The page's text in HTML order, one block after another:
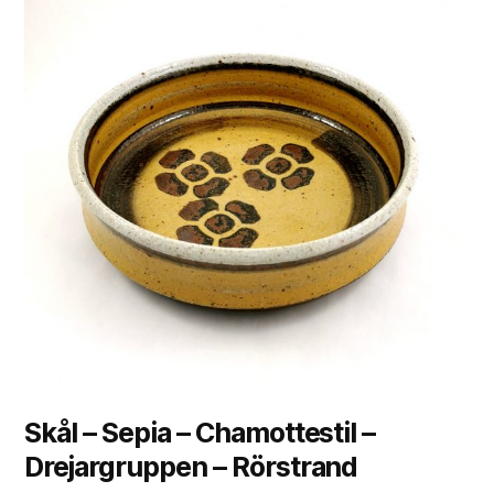
Skål – Sepia – Chamottestil –
Drejargruppen – Rörstrand